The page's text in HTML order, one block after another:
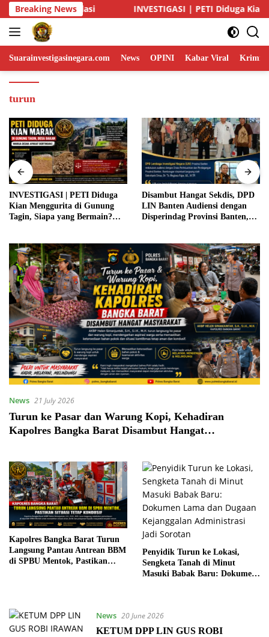
Skip
to
content
Breaking News
| PETI Diduga Kian Menggurita di Gunung Tagin, Siapa yang
Suarainvestigasinegara.com News OPINI Kabar Viral
turun
Disambut Hangat Sekdis, DPD
LIN Banten Audiensi dengan
Disperindag Provinsi Banten,
Usai Ungkap Kasus
Penyelundupan,
Bangka Barat Perkuat
News 21 July 2026
Turun ke Pasar dan Warung Kopi, Kehadiran
Kapolres Bangka Barat Disambut Hangat
Kapolres Bangka Barat Turun
Langsung Pantau Antrean BBM
di SPBU Mentok, Pastikan
Penyidik Turun ke Lokasi,
Sengketa Tanah di Minut
Masuki Babak Baru: Dokumen
News 20 June 2026
KETUM DPP LIN GUS ROBI